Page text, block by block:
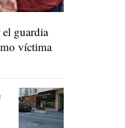
guardia
víctima